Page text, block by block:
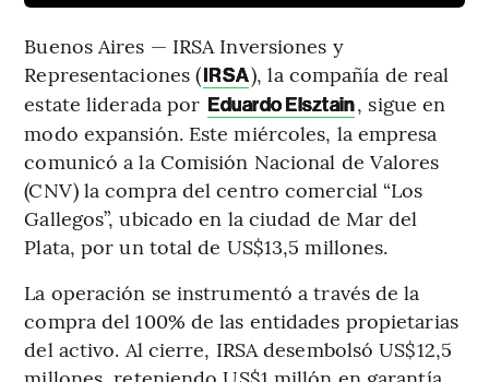
Buenos Aires — IRSA Inversiones y
Representaciones (IRSA), la compañía de real
estate liderada por Eduardo Elsztain, sigue en
modo expansión. Este miércoles, la empresa
comunicó a la Comisión Nacional de Valores
(CNV) la compra del centro comercial “Los
Gallegos”, ubicado en la ciudad de Mar del
Plata, por un total de US$13,5 millones.
La operación se instrumentó a través de la
compra del 100% de las entidades propietarias
del activo. Al cierre, IRSA desembolsó US$12,5